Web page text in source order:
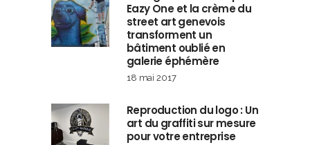
Eazy One et la crème du
street art genevois
transforment un
bâtiment oublié en
galerie éphémère
18 mai 2017
Reproduction du logo : Un
art du graffiti sur mesure
pour votre entreprise